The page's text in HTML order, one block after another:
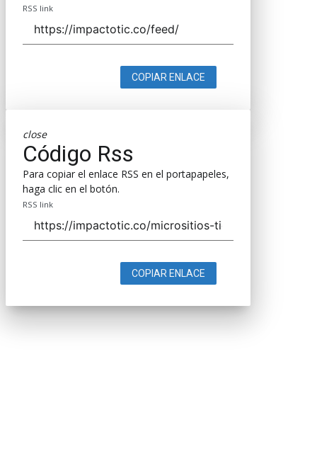
RSS link
COPIAR ENLACE
close
Código Rss
Para copiar el enlace RSS en el portapapeles,
haga clic en el botón.
RSS link
COPIAR ENLACE